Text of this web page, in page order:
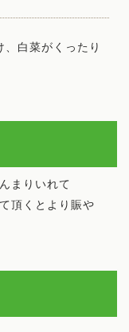
白菜がくったり
まりいれて
頂くとより賑や